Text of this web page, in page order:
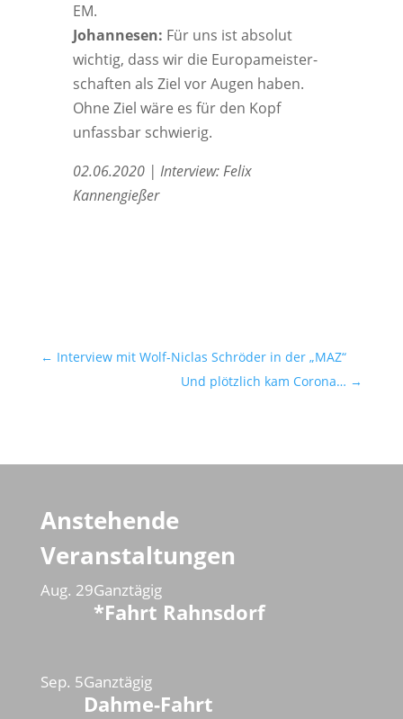
EM.
Johan­nesen: Für uns ist abso­lut
wich­tig, dass wir die Euro­pa­meis­ter­
schaf­ten als Ziel vor Augen haben.
Ohne Ziel wäre es für den Kopf
unfass­bar schwierig.
02.06.2020 | Inter­view: Felix
Kannengießer
← Interview mit Wolf-Niclas Schröder in der „MAZ“
Und plötzlich kam Corona… →
Anstehende
Veranstaltungen
Aug. 29Ganztägig
*Fahrt Rahnsdorf
Sep. 5Ganztägig
Dahme-Fahrt